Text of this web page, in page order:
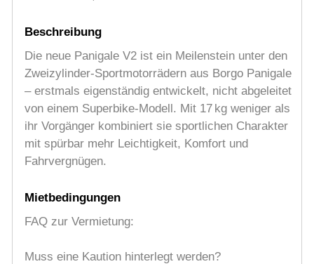
Beschreibung
Die neue Panigale V2 ist ein Meilenstein unter den
Zweizylinder-Sportmotorrädern aus Borgo Panigale
– erstmals eigenständig entwickelt, nicht abgeleitet
von einem Superbike-Modell. Mit 17 kg weniger als
ihr Vorgänger kombiniert sie sportlichen Charakter
mit spürbar mehr Leichtigkeit, Komfort und
Fahrvergnügen.
Mietbedingungen
FAQ zur Vermietung:
Muss eine Kaution hinterlegt werden?